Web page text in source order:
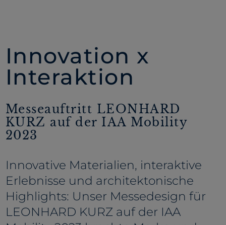
Innovation x
Interaktion
Messeauftritt LEONHARD
KURZ auf der IAA Mobility
2023
Innovative Materialien, interaktive
Erlebnisse und architektonische
Highlights: Unser Messedesign für
LEONHARD KURZ auf der IAA